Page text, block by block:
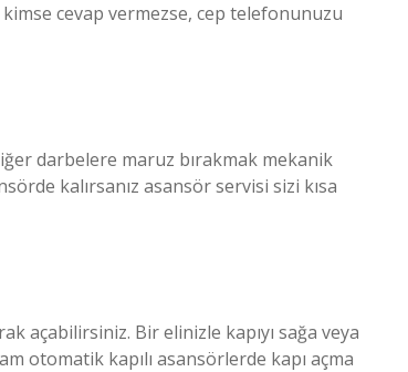
cevap vermezse, cep telefonunuzu
darbelere maruz bırakmak mekanik
kalırsanız asansör servisi sizi kısa
açabilirsiniz. Bir elinizle kapıyı sağa veya
otomatik kapılı asansörlerde kapı açma